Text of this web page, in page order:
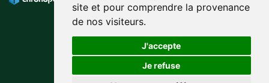
site et pour comprendre la provenance
de nos visiteurs.
J'accepte
Je refuse